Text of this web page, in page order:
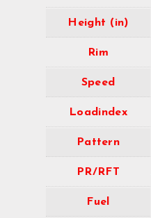
Height (in)
Rim
Speed
Loadindex
Pattern
PR/RFT
Fuel